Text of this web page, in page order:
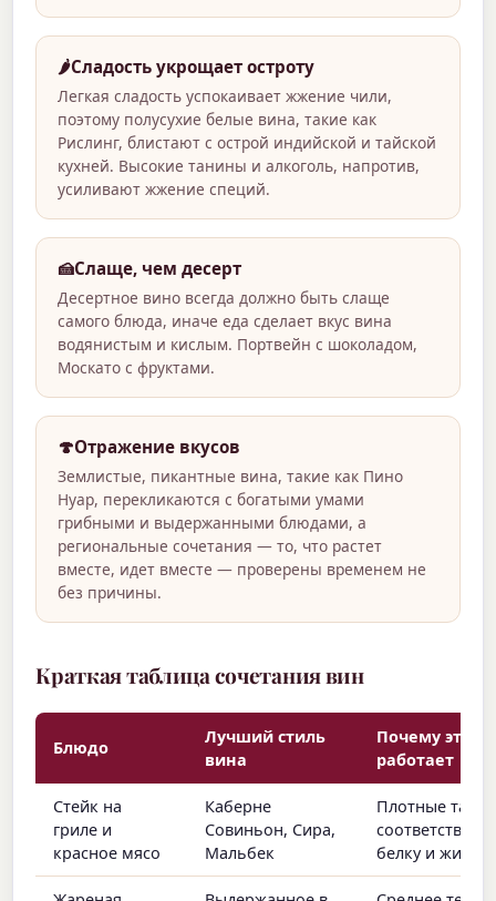
🌶️Сладость укрощает остроту
Легкая сладость успокаивает жжение чили,
поэтому полусухие белые вина, такие как
Рислинг, блистают с острой индийской и тайской
кухней. Высокие танины и алкоголь, напротив,
усиливают жжение специй.
🍰Слаще, чем десерт
Десертное вино всегда должно быть слаще
самого блюда, иначе еда сделает вкус вина
водянистым и кислым. Портвейн с шоколадом,
Москато с фруктами.
🍄Отражение вкусов
Землистые, пикантные вина, такие как Пино
Нуар, перекликаются с богатыми умами
грибными и выдержанными блюдами, а
региональные сочетания — то, что растет
вместе, идет вместе — проверены временем не
без причины.
Краткая таблица сочетания вин
Блюдо
Лучший стиль
вина
Почему это
работает
Стейк на
гриле и
красное мясо
Каберне
Совиньон, Сира,
Мальбек
Плотные
соответствуют
белку и жиру